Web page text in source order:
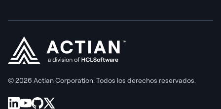
© 2026 Actian Corporation. Todos los derechos reservados.